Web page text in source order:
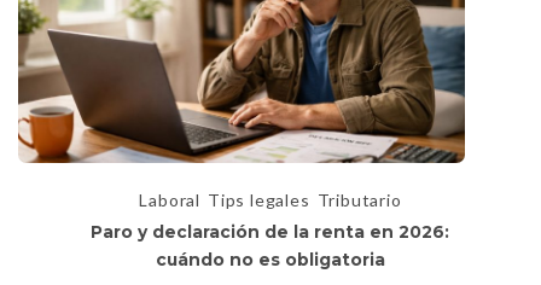
Laboral Tips legales Tributario
Paro y declaración de la renta en 2026:
cuándo no es obligatoria